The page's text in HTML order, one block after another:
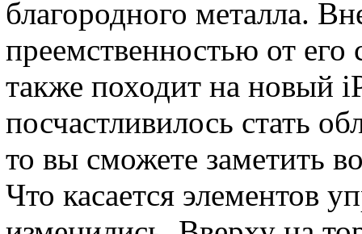
благородного металла.
преемственностью от
также походит на новый
посчастливилось стать
то вы сможете заметить
Что касается элементов